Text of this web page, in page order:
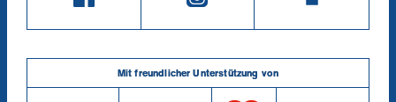
Mit freundlicher Unterstützung von